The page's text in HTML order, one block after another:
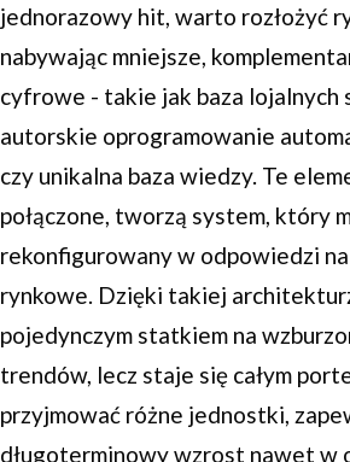
jednorazowy hit, warto rozłożyć
nabywając mniejsze,
cyfrowe - takie jak baza lojalnych
autorskie oprogramowanie
czy unikalna baza wiedzy. Te
połączone, tworzą system, który
rekonfigurowany w odpowiedzi
rynkowe. Dzięki takiej
pojedynczym statkiem na
trendów, lecz staje się całym
przyjmować różne jednostki,
długoterminowy wzrost nawet w